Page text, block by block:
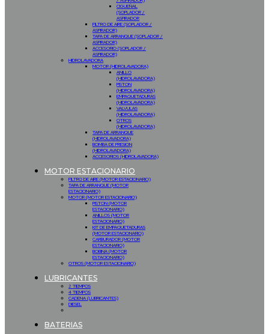
CIGUEÑAL
(SOPLADOR /
ASPIRADOR
FILTRO DE AIRE (SOPLADOR /
ASPIRADOR)
TAPA DE ARRANQUE (SOPLADOR /
ASPIRADOR)
ACCESORIO (SOPLADOR /
ASPIRADOR)
HIDROLAVADORA
MOTOR (HIDROLAVADORA)
ANILLO
(HIDROLAVADORA)
PISTON
(HIDROLAVADORA)
EMPAQUETADURAS
(HIDROLAVADORA)
VALVULAS
(HIDROLAVADORA)
OTROS
(HIDROLAVADORA)
TAPA DE ARRANQUE
(HIDROLAVADORA)
BOMBA DE PRESION
(HIDROLAVADORA)
ACCESORIOS (HIDROLAVADORA)
MOTOR ESTACIONARIO
FILTRO DE AIRE (MOTOR ESTACIONARIO)
TAPA DE ARRANQUE (MOTOR
ESTACIONARIO)
MOTOR (MOTOR ESTACIONARIO)
PISTON (MOTOR
ESTACIONARIO)
ANILLOS (MOTOR
ESTACIONARIO)
KIT DE EMPAQUETADURAS
(MOTOR ESTACIONARIO)
CARBURADOR (MOTOR
ESTACIONARIO)
BOBINA (MOTOR
ESTACIONARIO)
OTROS (MOTOR ESTACIONARIO)
LUBRICANTES
2 TIEMPOS
4 TIEMPOS
CADENA (LUBRICANTES)
DIESEL
BATERIAS